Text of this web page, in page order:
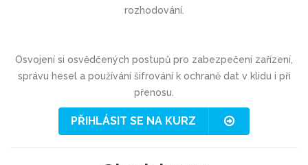
rozhodování.
Osvojení si osvědčených postupů pro zabezpečení zařízení,
správu hesel a používání šifrování k ochraně dat v klidu i při
přenosu.
PŘIHLÁSIT SE NA KURZ